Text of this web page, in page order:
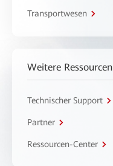
Transportwesen
Weitere Ressourcen
Technischer Support
Partner
Ressourcen-Center